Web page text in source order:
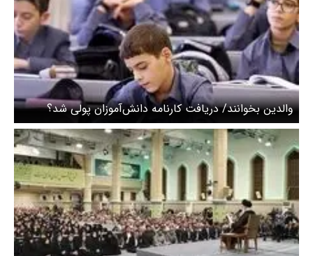
والدین بخوانند/ دریافت کارنامه دانش‌آموزان پولی شد؟